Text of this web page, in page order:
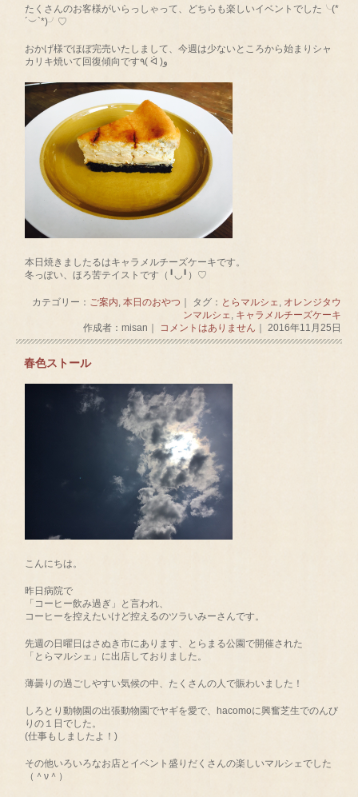
たくさんのお客様がいらっしゃって、どちらも楽しいイベントでした╰(*
´︶`*)╯♡
おかげ様でほぼ完売いたしまして、今週は少ないところから始まりシャ
カリキ焼いて回復傾向です٩( ᐛ )و
本日焼きましたるはキャラメルチーズケーキです。
冬っぽい、ほろ苦テイストです（╹◡╹）♡
カテゴリー： ご案内 本日のおやつ ｜ タグ： とらマルシェ
オレンジタウ
ンマルシェ
キャラメルチーズケーキ
作成者：misan｜
コメントはありません ｜ 2016年11月25日
春色ストール
こんにちは。
昨日病院で
「コーヒー飲み過ぎ」と言われ、
コーヒーを控えたいけど控えるのツラいみーさんです。
先週の日曜日はさぬき市にあります、とらまる公園で開催された
「とらマルシェ」に出店しておりました。
薄曇りの過ごしやすい気候の中、たくさんの人で賑わいました！
しろとり動物園の出張動物園でヤギを愛で、hacomoに興奮芝生でのんび
りの１日でした。
(仕事もしましたよ！)
その他いろいろなお店とイベント盛りだくさんの楽しいマルシェでした
（＾ν＾）